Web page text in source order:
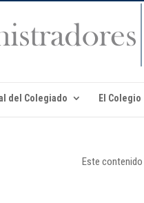
del Colegiado El Colegio
Este contenido